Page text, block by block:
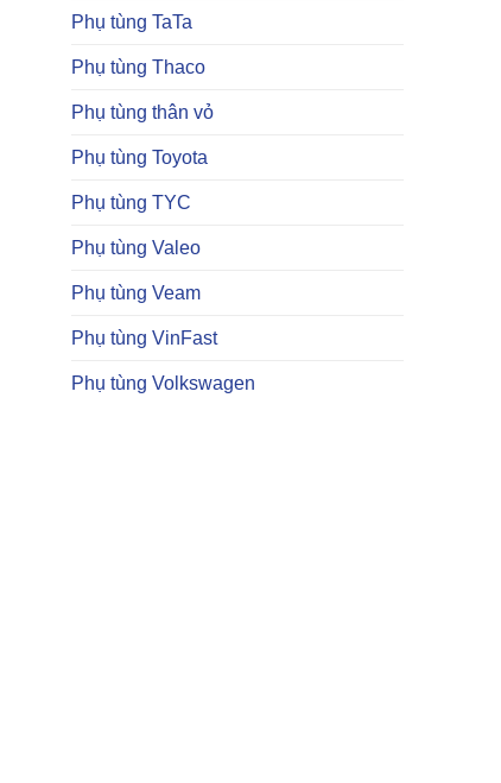
Phụ tùng TaTa
Phụ tùng Thaco
Phụ tùng thân vỏ
Phụ tùng Toyota
Phụ tùng TYC
Phụ tùng Valeo
Phụ tùng Veam
Phụ tùng VinFast
Phụ tùng Volkswagen